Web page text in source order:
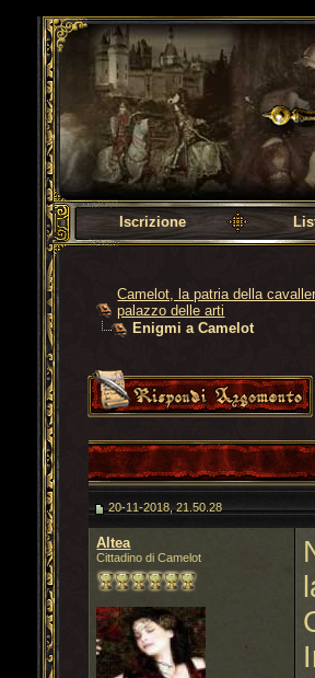
Camelot, la patria della
Iscrizione
Camelot, la patria della
palazzo delle arti
Enigmi a Camelot
20-11-2018, 21.50.28
Altea
Cittadino di Camelot